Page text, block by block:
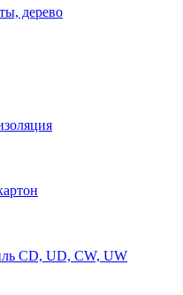
дерево
CD, UD, CW, UW